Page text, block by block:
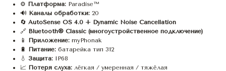
⚙️ Платформа: Paradise™
🔊 Каналы обработки: 20
🔄 AutoSense OS 4.0 + Dynamic Noise Cancellation
🔗 Bluetooth® Classic (многоустройственное подключение)
📱
Приложение: myPhonak
🔋
Питание: батарейка тип 312
💧 Защита: IP68
📈 Потеря слуха: лёгкая / умеренная / тяжёлая